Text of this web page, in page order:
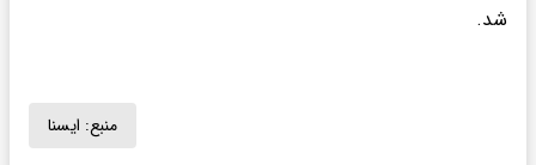
شد.
منبع: ايسنا